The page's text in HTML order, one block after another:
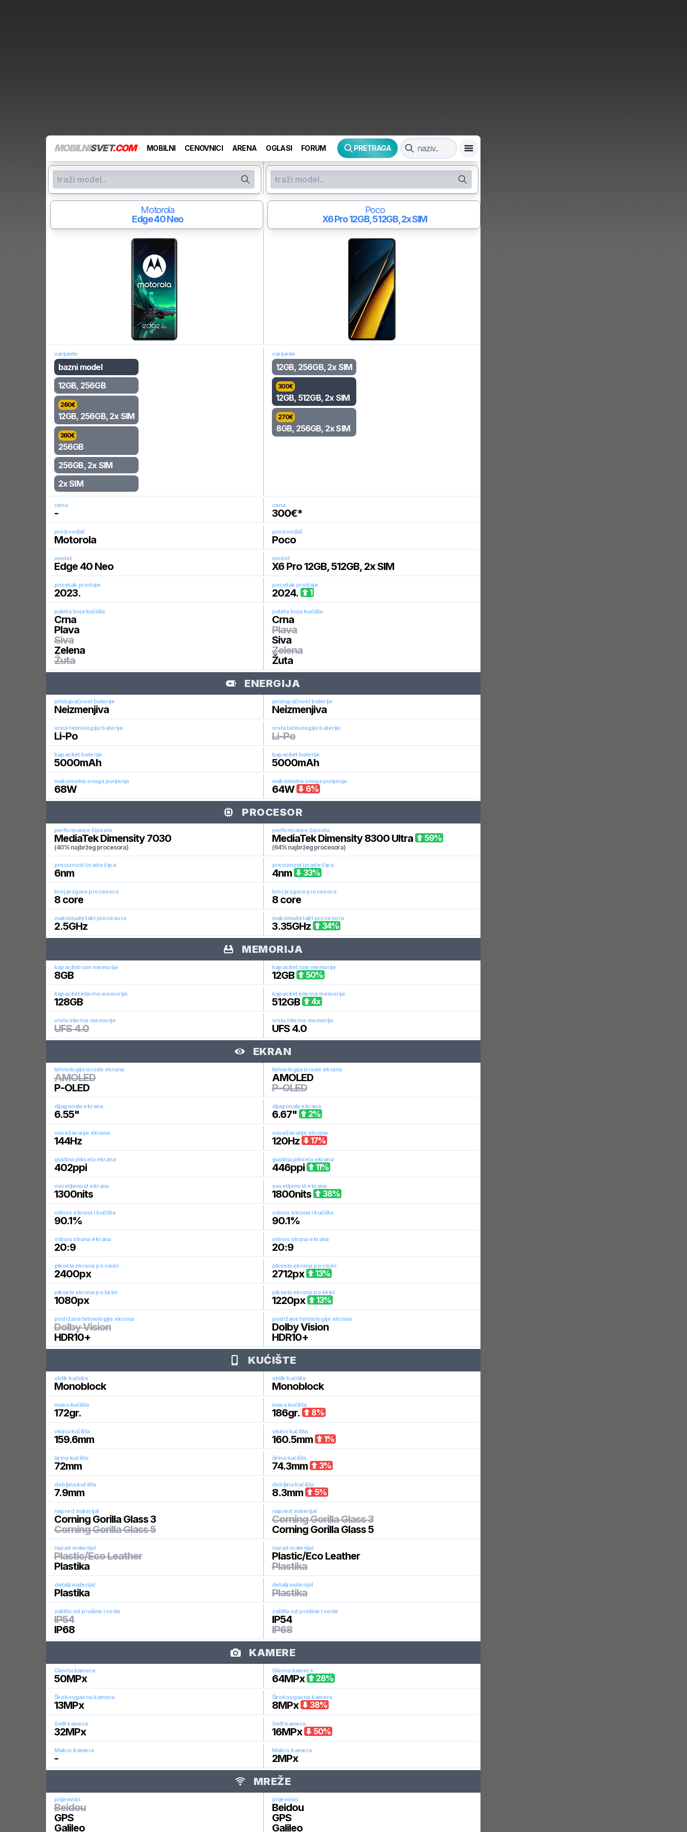
MOBILNISVET.COM MOBILNI CENOVNICI ARENA OGLASI FORUM PRETRAGA
Motorola
Edge 40 Neo
Poco
X6 Pro12GB, 512GB, 2x SIM
varijante
bazni model
12GB, 256GB
260€
12GB, 256GB, 2x SIM
360€
256GB
256GB, 2x SIM
2x SIM
varijante
12GB, 256GB, 2x SIM
300€
12GB, 512GB, 2x SIM
270€
8GB, 256GB, 2x SIM
cena
-
cena
300€*
proizvođač
Motorola
proizvođač
Poco
model
Edge 40 Neo
model
X6 Pro 12GB, 512GB, 2x SIM
pocetak prodaje
2023.
pocetak prodaje
2024. 1
paleta boja kućišta
Crna
Plava
Siva
Zelena
Žuta
paleta boja kućišta
Crna
Plava
Siva
Zelena
Žuta
ENERGIJA
pristupačnost baterije
Neizmenjiva
pristupačnost baterije
Neizmenjiva
vrsta tehnologije baterije
Li-Po
vrsta tehnologije baterije
Li-Po
kapacitet baterije
5000mAh
kapacitet baterije
5000mAh
maksimalna snaga punjenja
68W
maksimalna snaga punjenja
64W 6%
PROCESOR
performanse čipseta
MediaTek Dimensity 7030
(40% najbržeg procesora)
performanse čipseta
MediaTek Dimensity 8300 Ultra
(64% najbržeg procesora)
59%
preciznost izrade čipa
6nm
preciznost izrade čipa
4nm 33%
broj jezgara procesora
8core
broj jezgara procesora
8core
maksimalni takt procesora
2.5GHz
maksimalni takt procesora
3.35GHz 34%
MEMORIJA
kapacitet ram memorije
8GB
kapacitet ram memorije
12GB 50%
kapacitet interne memorije
128GB
kapacitet interne memorije
512GB 4x
vrsta interne memorije
UFS 4.0
vrsta interne memorije
UFS 4.0
EKRAN
tehnologija izrade ekrana
AMOLED
P-OLED
tehnologija izrade ekrana
AMOLED
P-OLED
dijagonala ekrana
6.55"
dijagonala ekrana
6.67" 2%
osvežavanje ekrana
144Hz
osvežavanje ekrana
120Hz 17%
gustina piksela ekrana
402ppi
gustina piksela ekrana
446ppi 11%
osvetljenost ekrana
1300nits
osvetljenost ekrana
1800nits 38%
odnos ekrana i kućišta
90.1%
odnos ekrana i kućišta
90.1%
odnos strana ekrana
20:9
odnos strana ekrana
20:9
piksela ekrana po visini
2400px
piksela ekrana po visini
2712px 13%
piksela ekrana po širini
1080px
piksela ekrana po širini
1220px 13%
podržane tehnologije ekrana
Dolby Vision
HDR10+
podržane tehnologije ekrana
Dolby Vision
HDR10+
KUĆIŠTE
oblik kućišta
Monoblock
oblik kućišta
Monoblock
masa kućišta
172gr.
masa kućišta
186gr. 8%
visina kućišta
159.6mm
visina kućišta
160.5mm 1%
širina kućišta
72mm
širina kućišta
74.3mm 3%
debljina kućišta
7.9mm
debljina kućišta
8.3mm 5%
napred materijal
Corning Gorilla Glass 3
Corning Gorilla Glass 5
napred materijal
Corning Gorilla Glass 3
Corning Gorilla Glass 5
nazad materijal
Plastic/Eco Leather
Plastika
nazad materijal
Plastic/Eco Leather
Plastika
detalji materijal
Plastika
detalji materijal
Plastika
zaštita od prašine i vode
IP54
IP68
zaštita od prašine i vode
IP54
IP68
KAMERE
Glavna kamera
50MPx
Glavna kamera
64MPx 28%
Širokougaona kamera
13MPx
Širokougaona kamera
8MPx 38%
Selfi kamera
32MPx
Selfi kamera
16MPx 50%
Makro kamera
-
Makro kamera
2MPx
MREŽE
prijemnici
Beidou
GPS
Galileo
prijemnici
Beidou
GPS
Galileo